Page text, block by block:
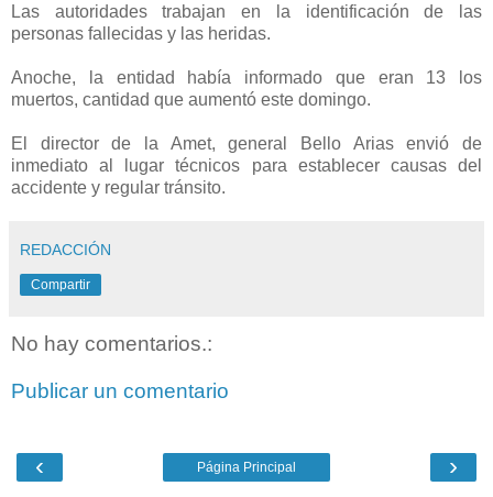
Las autoridades trabajan en la identificación de las
personas fallecidas y las heridas.
Anoche, la entidad había informado que eran 13 los
muertos, cantidad que aumentó este domingo.
El director de la Amet, general Bello Arias envió de
inmediato al lugar técnicos para establecer causas del
accidente y regular tránsito.
REDACCIÓN
Compartir
No hay comentarios.:
Publicar un comentario
‹ ›
Página Principal